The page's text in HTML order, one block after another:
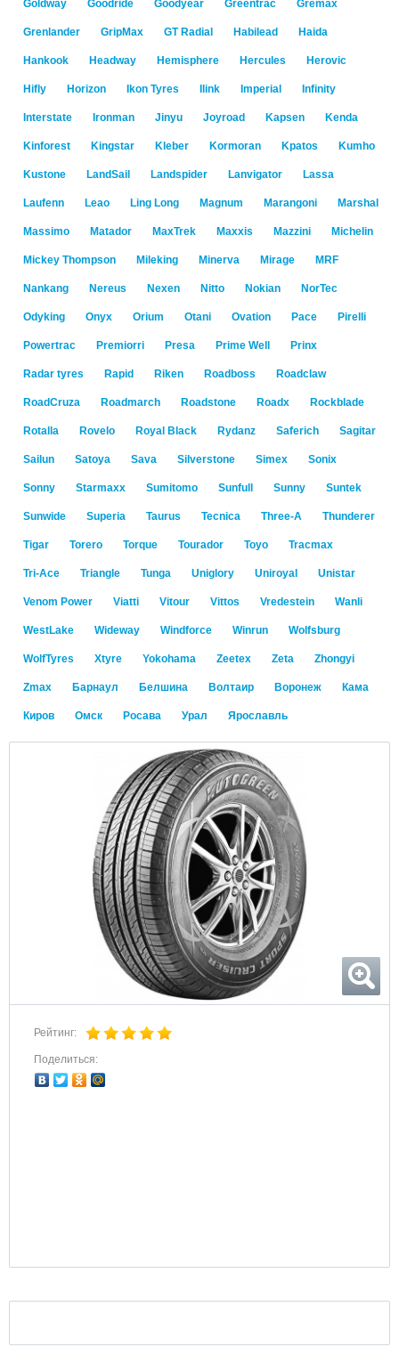
Goldway Goodride Goodyear Greentrac Gremax
Grenlander GripMax GT Radial Habilead Haida
Hankook Headway Hemisphere Hercules Herovic
Hifly Horizon Ikon Tyres Ilink Imperial Infinity
Interstate Ironman Jinyu Joyroad Kapsen Kenda
Kinforest Kingstar Kleber Kormoran Kpatos Kumho
Kustone LandSail Landspider Lanvigator Lassa
Laufenn Leao Ling Long Magnum Marangoni Marshal
Massimo Matador MaxTrek Maxxis Mazzini Michelin
Mickey Thompson Mileking Minerva Mirage MRF
Nankang Nereus Nexen Nitto Nokian NorTec
Odyking Onyx Orium Otani Ovation Pace Pirelli
Powertrac Premiorri Presa Prime Well Prinx
Radar tyres Rapid Riken Roadboss Roadclaw
RoadCruza Roadmarch Roadstone Roadx Rockblade
Rotalla Rovelo Royal Black Rydanz Saferich Sagitar
Sailun Satoya Sava Silverstone Simex Sonix
Sonny Starmaxx Sumitomo Sunfull Sunny Suntek
Sunwide Superia Taurus Tecnica Three-A Thunderer
Tigar Torero Torque Tourador Toyo Tracmax
Tri-Ace Triangle Tunga Uniglory Uniroyal Unistar
Venom Power Viatti Vitour Vittos Vredestein Wanli
WestLake Wideway Windforce Winrun Wolfsburg
WolfTyres Xtyre Yokohama Zeetex Zeta Zhongyi
Zmax Барнаул Белшина Волтаир Воронеж Кама
Киров Омск Росава Урал Ярославль
Рейтинг:
Поделиться: